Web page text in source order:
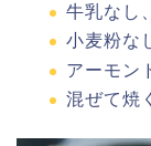
牛乳なし
小麦粉な
アーモン
混ぜて焼